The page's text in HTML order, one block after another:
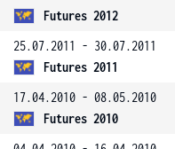
Futures 2012
25.07.2011 - 30.07.2011
Futures 2011
17.04.2010 - 08.05.2010
Futures 2010